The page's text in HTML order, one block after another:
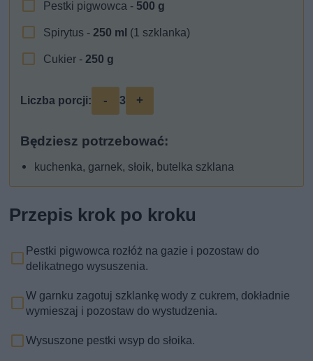
Pestki pigwowca - 500 g
Spirytus -250 ml (1 szklanka)
Cukier -250 g
Liczba porcji: - 3 +
Będziesz potrzebować:
kuchenka, garnek, słoik, butelka szklana
Przepis krok po kroku
Pestki pigwowca rozłóż na gazie i pozostaw do
delikatnego wysuszenia.
W garnku zagotuj szklankę wody z cukrem, dokładnie
wymieszaj i pozostaw do wystudzenia.
Wysuszone pestki wsyp do słoika.